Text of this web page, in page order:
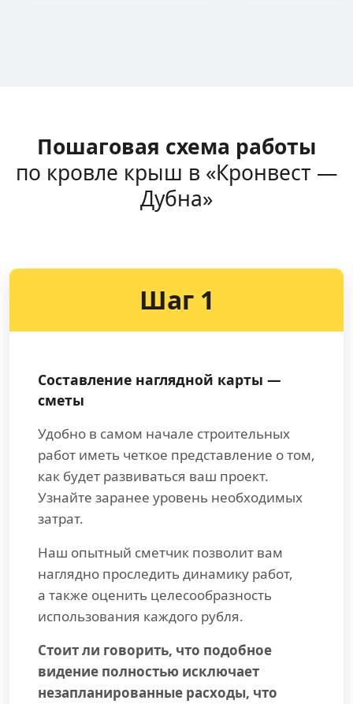
Пошаговая схема работы
по кровле крыш в «Кронвест —
Дубна»
Шаг 1
Составление наглядной карты —
сметы
Удобно в самом начале строительных
работ иметь четкое представление о том,
как будет развиваться ваш проект.
Узнайте заранее уровень необходимых
затрат.
Наш опытный сметчик позволит вам
наглядно проследить динамику работ,
а также оценить целесообразность
использования каждого рубля.
Стоит ли говорить, что подобное
видение полностью исключает
незапланированные расходы, что